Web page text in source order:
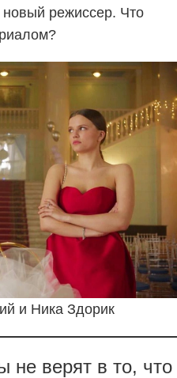
режиссер. Что
и Ника Здорик
не верят в то, что